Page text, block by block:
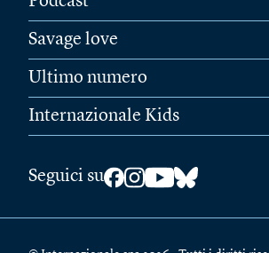
Savage love
Ultimo numero
Internazionale Kids
Seguici su